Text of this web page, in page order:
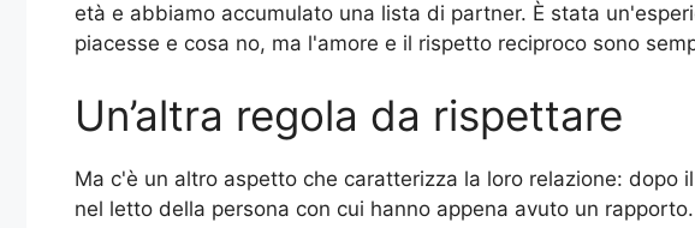
età e abbiamo accumulato una lista di partner. È stata
piacesse e cosa no, ma l'amore e il rispetto reciproco sono
Un’altra regola da rispettare
Ma c'è un altro aspetto che caratterizza la loro relazione:
nel letto della persona con cui hanno appena avuto un rapporto.